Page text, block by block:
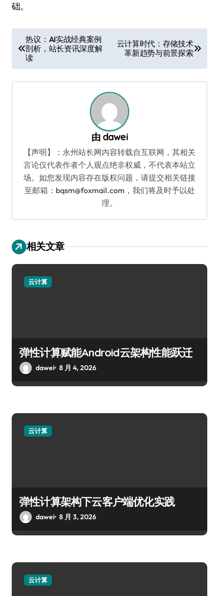
础。
章
导
航
热议：AI实战经典案例
剖析，站长资讯深度解
读
云计算时代：存储技术
革新趋势与前景探索
由 dawei
【声明】：永州站长网内容转载自互联网，其相关
言论仅代表作者个人观点绝非权威，不代表本站立
场。如您发现内容存在版权问题，请提交相关链接
至邮箱：bqsm@foxmail.com，我们将及时予以处
理。
相关文章
云计算
弹性计算赋能Android云架构性能跃迁
dawei 8 月 4, 2026
云计算
弹性计算架构下云客户端优化实践
dawei 8 月 3, 2026
云计算